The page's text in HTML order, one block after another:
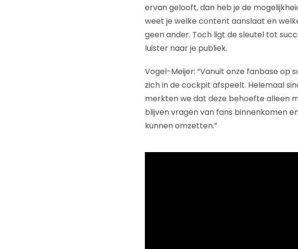
ervan gelooft, dan heb je de
weet je welke content aanslaat en
geen ander. Toch ligt de sleutel tot
luister naar je publiek.
Vogel-Meijer: “Vanuit onze fanbase
zich in de cockpit afspeelt. Helemaal
merkten we dat deze behoefte alleen
blijven vragen van fans binnenkomen
kunnen omzetten.”